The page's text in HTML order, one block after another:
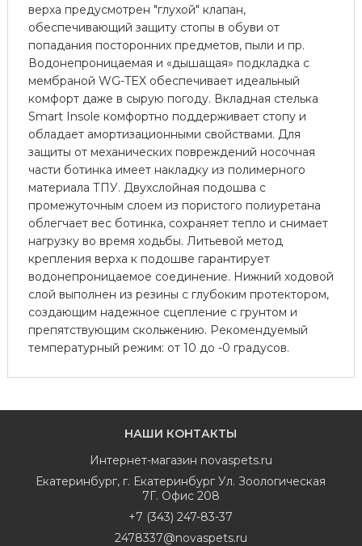
верха предусмотрен "глухой" клапан,
обеспечивающий защиту стопы в обуви от
попадания посторонних предметов, пыли и пр.
Водонепроницаемая и «дышащая» подкладка с
мембраной WG-TEX обеспечивает идеальный
комфорт даже в сырую погоду. Вкладная стелька
Smart Insole комфортно поддерживает стопу и
обладает амортизационными свойствами. Для
защиты от механических повреждений носочная
части ботинка имеет накладку из полимерного
материала ТПУ. Двухслойная подошва с
промежуточным слоем из пористого полиуретана
облегчает вес ботинка, сохраняет тепло и снимает
нагрузку во время ходьбы. Литьевой метод
крепления верха к подошве гарантирует
водонепроницаемое соединение. Нижний ходовой
слой выполнен из резины с глубоким протектором,
создающим надежное сцепление с грунтом и
препятствующим скольжению. Рекомендуемый
температурный режим: от 10 до -0 градусов.
НАШИ КОНТАКТЫ
Интернет-магазин novaspets.ru
Екатеринбург, г. Екатеринбург Ул. Зоологическая
7Г. Офис 208
+7 (343) 247-83-37
2478337@novaspets.ru